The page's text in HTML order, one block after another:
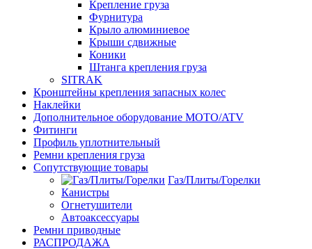
Крепление груза
Фурнитура
Крыло алюминиевое
Крыши сдвижные
Коники
Штанга крепления груза
SITRAK
Кронштейны крепления запасных колес
Наклейки
Дополнительное оборудование MOTO/ATV
Фитинги
Профиль уплотнительный
Ремни крепления груза
Сопутствующие товары
Газ/Плиты/Горелки
Канистры
Огнетушители
Автоаксессуары
Ремни приводные
РАСПРОДАЖА